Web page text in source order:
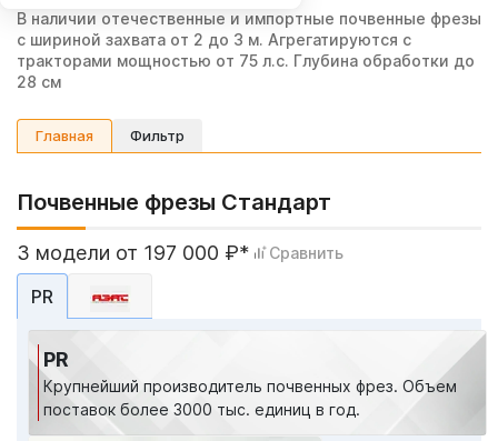
В наличии отечественные и импортные почвенные фрезы
с шириной захвата от 2 до 3 м. Агрегатируются с
тракторами мощностью от 75 л.с. Глубина обработки до
28 см
Главная Фильтр
Почвенные фрезы Стандарт
3 модели от 197 000 ₽* Сравнить
PR
PR
Крупнейший производитель почвенных фрез. Объем
поставок более 3000 тыс. единиц в год.